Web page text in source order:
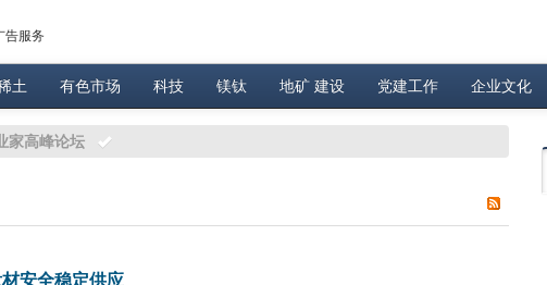
告服务
土 有色市场 科技 镁钛 地矿 建设 党建工作 企业文化
家高峰论坛
安全稳定供应